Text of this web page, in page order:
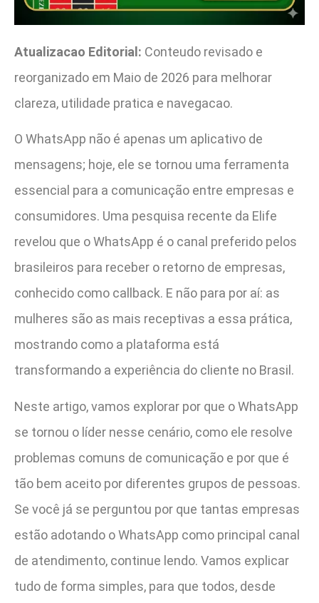
Atualizacao Editorial: Conteudo revisado e
reorganizado em Maio de 2026 para melhorar
clareza, utilidade pratica e navegacao.
O WhatsApp não é apenas um aplicativo de
mensagens; hoje, ele se tornou uma ferramenta
essencial para a comunicação entre empresas e
consumidores. Uma pesquisa recente da Elife
revelou que o WhatsApp é o canal preferido pelos
brasileiros para receber o retorno de empresas,
conhecido como callback. E não para por aí: as
mulheres são as mais receptivas a essa prática,
mostrando como a plataforma está
transformando a experiência do cliente no Brasil.
Neste artigo, vamos explorar por que o WhatsApp
se tornou o líder nesse cenário, como ele resolve
problemas comuns de comunicação e por que é
tão bem aceito por diferentes grupos de pessoas.
Se você já se perguntou por que tantas empresas
estão adotando o WhatsApp como principal canal
de atendimento, continue lendo. Vamos explicar
tudo de forma simples, para que todos, desde